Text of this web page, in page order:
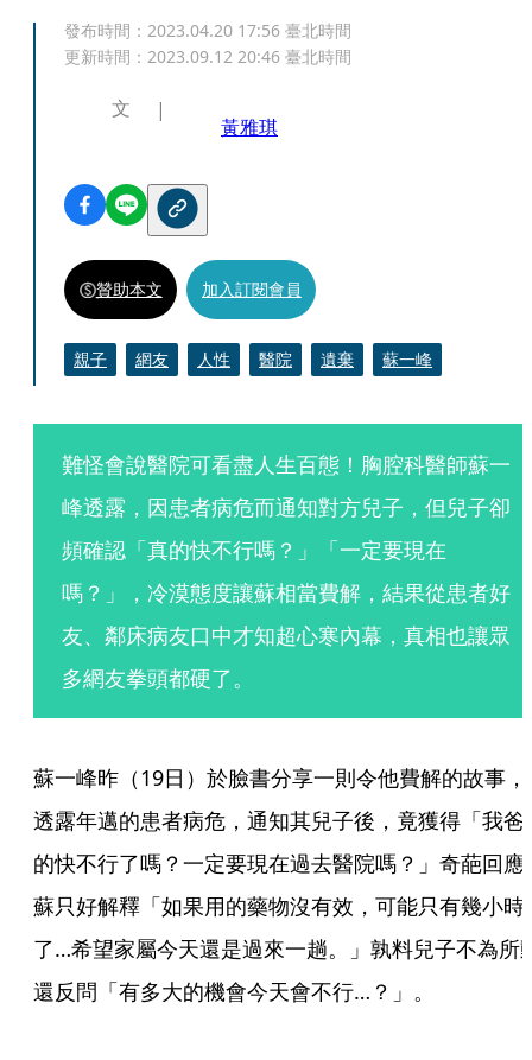
發布時間： 2023.04.20 17:56 臺北時間
更新時間： 2023.09.12 20:46 臺北時間
文
黃雅琪
贊助本文 加入訂閱會員
親子 網友 人性 醫院 遺棄 蘇一峰
難怪會說醫院可看盡人生百態！胸腔科醫師蘇一
峰透露，因患者病危而通知對方兒子，但兒子卻
頻確認「真的快不行嗎？」「一定要現在
嗎？」，冷漠態度讓蘇相當費解，結果從患者好
友、鄰床病友口中才知超心寒內幕，真相也讓眾
多網友拳頭都硬了。
蘇一峰昨（19日）於臉書分享一則令他費解的故事，
透露年邁的患者病危，通知其兒子後，竟獲得「我爸
的快不行了嗎？一定要現在過去醫院嗎？」奇葩回應
蘇只好解釋「如果用的藥物沒有效，可能只有幾小時
了…希望家屬今天還是過來一趟。」孰料兒子不為所
還反問「有多大的機會今天會不行…？」。